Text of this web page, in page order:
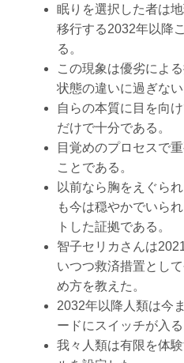
眠りを選択した者は
移行する2032年以降
る。
この現象は優劣によ
状態の違いに過ぎない
自らの本質に目を向
だけで十分である。
目覚めのプロセスで
ことである。
以前なら胸をえぐら
も今は穏やかでいら
トした証拠である。
智子セリカさんは
いつつ救済措置とし
め方を教えた。
2032年以降人類は今
ードにスイッチが入る
我々人類は有限を体